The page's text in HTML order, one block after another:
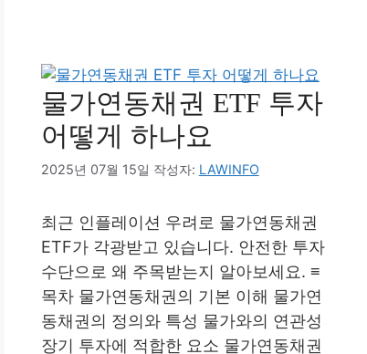
물가연동채권 ETF 투자
어떻게 하나요
2025년 07월 15일 작성자: LAWINFO
최근 인플레이션 우려로 물가연동채권
ETF가 각광받고 있습니다. 안전한 투자
수단으로 왜 주목받는지 알아보세요. ≡
목차 물가연동채권의 기본 이해 물가연
동채권의 정의와 특성 물가와의 연관성
장기 투자에 적합한 요소 물가연동채권